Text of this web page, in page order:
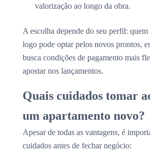
valorização ao longo da obra.
A escolha depende do seu perfil: quem
logo pode optar pelos novos prontos,
busca condições de pagamento mais
apostar nos lançamentos.
Quais cuidados tomar
um apartamento novo?
Apesar de todas as vantagens, é
cuidados antes de fechar negócio: